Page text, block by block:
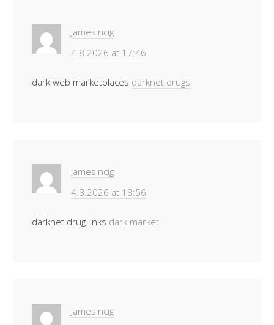
JamesIncig
4.8.2026 at 17:46
dark web marketplaces darknet drugs
JamesIncig
4.8.2026 at 18:56
darknet drug links dark market
JamesIncig